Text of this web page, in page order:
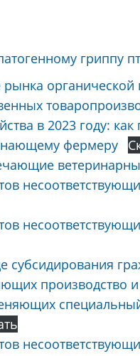
гриппу
органической
в 2023 году:
фермеру
субсидирования
производство